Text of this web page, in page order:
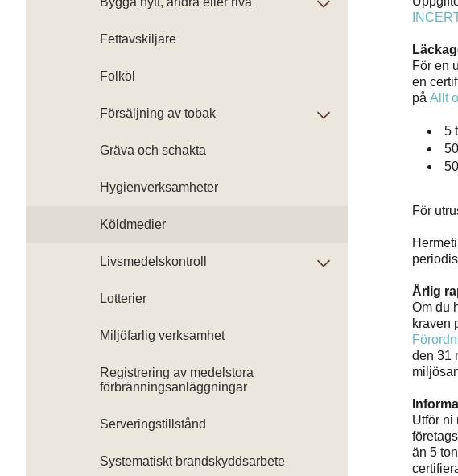
För en
en
på Allt
5
För
Årlig
Om du
kraven
den 31
Utför ni
än 5
Fettavskiljare
Folköl
Försäljning av tobak
Gräva och schakta
Hygienverksamheter
Köldmedier
Livsmedelskontroll
Lotterier
Miljöfarlig verksamhet
Registrering av medelstora
förbränningsanläggningar
Serveringstillstånd
Systematiskt brandskyddsarbete